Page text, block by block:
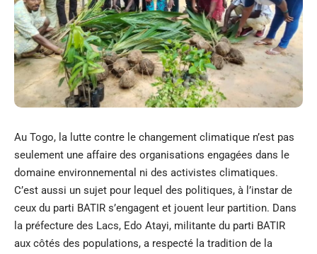
Au Togo, la lutte contre le changement climatique n’est pas
seulement une affaire des organisations engagées dans le
domaine environnemental ni des activistes climatiques.
C’est aussi un sujet pour lequel des politiques, à l’instar de
ceux du parti BATIR s’engagent et jouent leur partition. Dans
la préfecture des Lacs, Edo Atayi, militante du parti BATIR
aux côtés des populations, a respecté la tradition de la